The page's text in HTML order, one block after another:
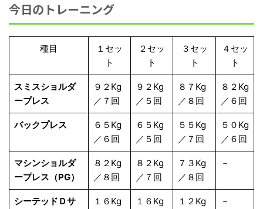
今日のトレーニング
種目
１セッ
ト
２セッ
ト
３セッ
ト
４セッ
ト
スミスショルダ
ープレス
９２Kg
／７回
９２Kg
／５回
８７Kg
／８回
８２Kg
／６回
バックプレス
６５Kg
／６回
６５Kg
／５回
５５Kg
／７回
５０Kg
／６回
マシンショルダ
ープレス（PG）
８２Kg
／８回
８２Kg
／７回
７３Kg
／８回
－
シーテッドＤサ
１６Kg
１６Kg
１２Kg
－